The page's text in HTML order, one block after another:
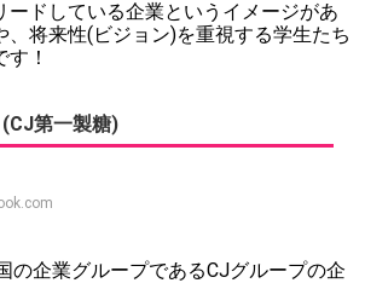
ードしている企業というイメージがあ
、将来性(ビジョン)を重視する学生たち
！
第一製糖)
の企業グループであるCJグループの企